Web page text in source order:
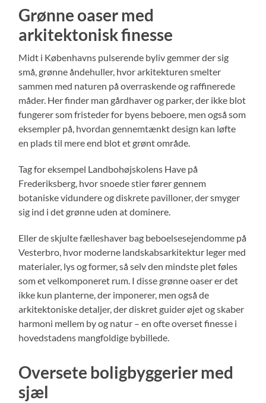
Grønne oaser med
arkitektonisk finesse
Midt i Københavns pulserende byliv gemmer der sig
små, grønne åndehuller, hvor arkitekturen smelter
sammen med naturen på overraskende og raffinerede
måder. Her finder man gårdhaver og parker, der ikke blot
fungerer som fristeder for byens beboere, men også som
eksempler på, hvordan gennemtænkt design kan løfte
en plads til mere end blot et grønt område.
Tag for eksempel Landbohøjskolens Have på
Frederiksberg, hvor snoede stier fører gennem
botaniske vidundere og diskrete pavilloner, der smyger
sig ind i det grønne uden at dominere.
Eller de skjulte fælleshaver bag beboelsesejendomme på
Vesterbro, hvor moderne landskabsarkitektur leger med
materialer, lys og former, så selv den mindste plet føles
som et velkomponeret rum. I disse grønne oaser er det
ikke kun planterne, der imponerer, men også de
arkitektoniske detaljer, der diskret guider øjet og skaber
harmoni mellem by og natur – en ofte overset finesse i
hovedstadens mangfoldige bybillede.
Oversete boligbyggerier med
sjæl